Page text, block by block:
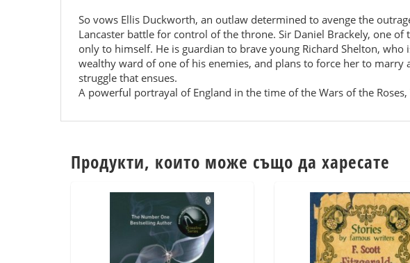
So vows Ellis Duckworth, an outlaw determined to avenge the
Lancaster battle for control of the throne. Sir Daniel Brackely, one
only to himself. He is guardian to brave young Richard Shelton,
wealthy ward of one of his enemies, and plans to force her to
struggle that ensues.
A powerful portrayal of England in the time of the Wars of the
Продукти, които може също да харесате